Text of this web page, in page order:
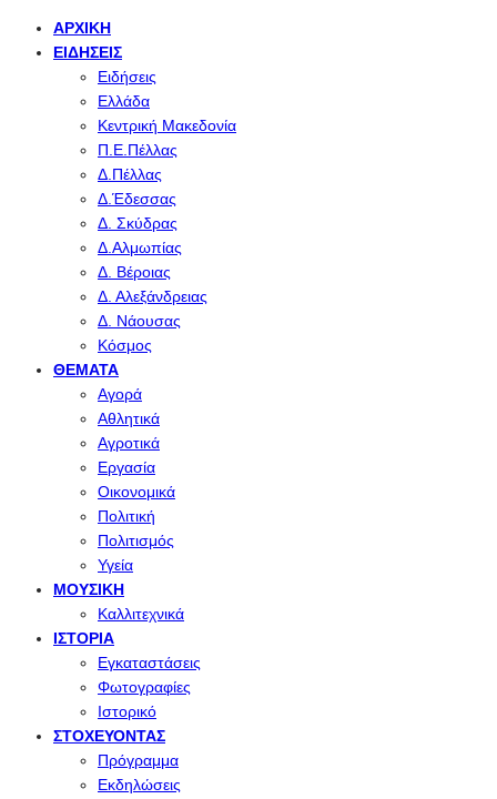
ΑΡΧΙΚΉ
ΕΙΔΉΣΕΙΣ
Ειδήσεις
Ελλάδα
Κεντρική Μακεδονία
Π.Ε.Πέλλας
Δ.Πέλλας
Δ.Έδεσσας
Δ. Σκύδρας
Δ.Αλμωπίας
Δ. Βέροιας
Δ. Αλεξάνδρειας
Δ. Νάουσας
Κόσμος
ΘΈΜΑΤΑ
Αγορά
Αθλητικά
Αγροτικά
Εργασία
Οικονομικά
Πολιτική
Πολιτισμός
Υγεία
ΜΟΥΣΙΚΉ
Καλλιτεχνικά
ΙΣΤΟΡΊΑ
Εγκαταστάσεις
Φωτογραφίες
Ιστορικό
ΣΤΟΧΕΎΟΝΤΑΣ
Πρόγραμμα
Εκδηλώσεις